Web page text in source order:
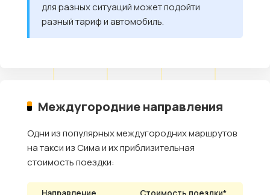
для разных ситуаций может подойти
разный тариф и автомобиль.
Междугородние направления
Одни из популярных междугородних маршрутов
на такси из Сима и их приблизительная
стоимость поездки: